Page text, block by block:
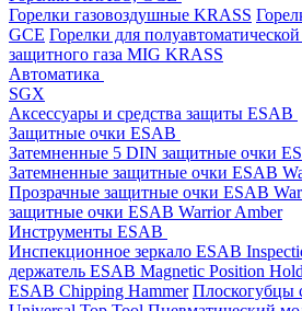
Горелки газовоздушные KRASS
GCE Горелки для
защитного газа MIG KRASS
Автоматика
SGX
Аксессуары и средства защиты ESAB
Защитные очки ESAB
Затемненные 5 DIN защитные очки
Затемненные защитные очки ESAB
Прозрачные защитные очки ESAB
защитные очки ESAB Warrior Amber
Инструменты ESAB
Инспекционное зеркало ESAB
держатель ESAB Magnetic Position
ESAB Chipping Hammer Плоскогубцы